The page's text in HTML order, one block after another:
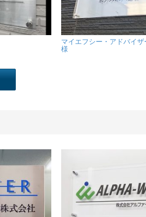
マイエフシー・アドバイザ
様